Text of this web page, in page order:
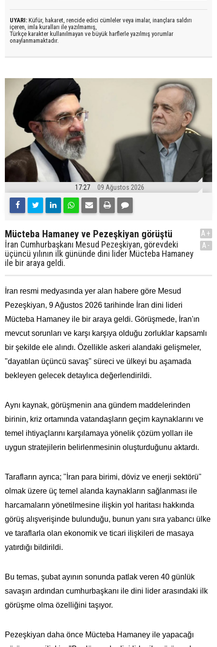
UYARI: Küfür, hakaret, rencide edici cümleler veya imalar, inançlara saldırı
içeren, imla kuralları ile yazılmamış,
Türkçe karakter kullanılmayan ve büyük harflerle yazılmış yorumlar
onaylanmamaktadır.
17:27 09 Ağustos 2026
Mücteba Hamaney ve Pezeşkiyan görüştü
İran Cumhurbaşkanı Mesud Pezeşkiyan, görevdeki
üçüncü yılının ilk gününde dini lider Mücteba Hamaney
ile bir araya geldi.
A+
A-
İran resmi medyasında yer alan habere göre Mesud
Pezeşkiyan, 9 Ağustos 2026 tarihinde İran dini lideri
Mücteba Hamaney ile bir araya geldi. Görüşmede, İran'ın
mevcut sorunları ve karşı karşıya olduğu zorluklar kapsamlı
bir şekilde ele alındı. Özellikle askeri alandaki gelişmeler,
"dayatılan üçüncü savaş" süreci ve ülkeyi bu aşamada
bekleyen gelecek detaylıca değerlendirildi.
Aynı kaynak, görüşmenin ana gündem maddelerinden
birinin, kriz ortamında vatandaşların geçim kaynaklarını ve
temel ihtiyaçlarını karşılamaya yönelik çözüm yolları ile
uygun stratejilerin belirlenmesinin oluşturduğunu aktardı.
Tarafların ayrıca; "İran para birimi, döviz ve enerji sektörü"
olmak üzere üç temel alanda kaynakların sağlanması ile
harcamaların yönetilmesine ilişkin yol haritası hakkında
görüş alışverişinde bulunduğu, bunun yanı sıra yabancı ülke
ve taraflarla olan ekonomik ve ticari ilişkileri de masaya
yatırdığı bildirildi.
Bu temas, şubat ayının sonunda patlak veren 40 günlük
savaşın ardından cumhurbaşkanı ile dini lider arasındaki ilk
görüşme olma özelliğini taşıyor.
Pezeşkiyan daha önce Mücteba Hamaney ile yapacağı